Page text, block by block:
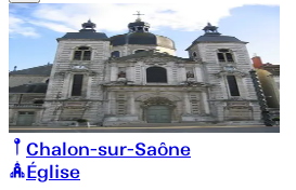
Chalon-sur-Saône
Église